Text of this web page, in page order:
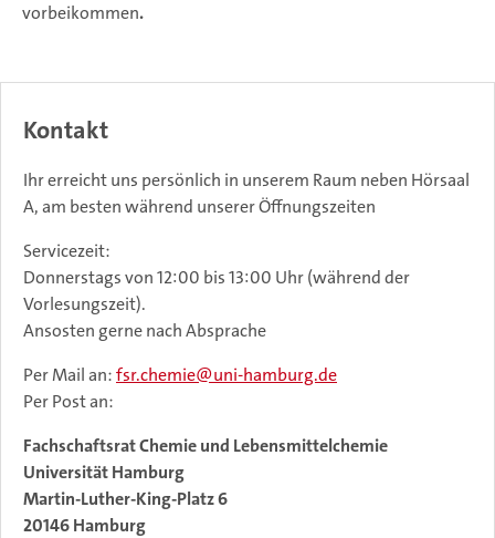
vorbeikommen.
Kontakt
Ihr erreicht uns persönlich in unserem Raum neben Hörsaal
A, am besten während unserer Öffnungszeiten
Servicezeit:
Donnerstags von 12:00 bis 13:00 Uhr (während der
Vorlesungszeit).
Ansosten gerne nach Absprache
Per Mail an:fsr.chemie
uni-hamburg.de
Per Post an:
Fachschaftsrat Chemie und Lebensmittelchemie
Universität Hamburg
Martin-Luther-King-Platz 6
20146 Hamburg